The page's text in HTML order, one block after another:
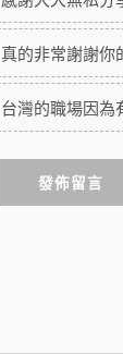
真的非常謝謝你
台灣的職場因為
發佈留言